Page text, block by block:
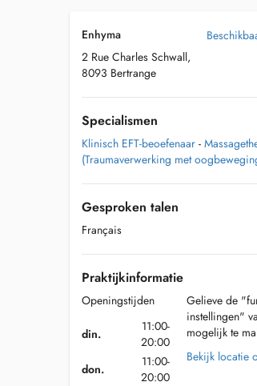
Enhyma
2 Rue Charles Schwall,
8093 Bertrange
Specialismen
Klinisch EFT-beoefenaar -
(Traumaverwerking met
Gesproken talen
Français
Praktijkinformatie
Openingstijden
din.
11:00-
20:00
don.
11:00-
20:00
Gelieve de
instellingen"
mogelijk te
Bekijk locatie